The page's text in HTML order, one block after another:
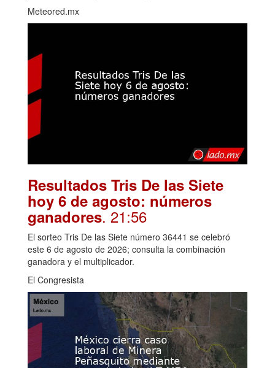
Meteored.mx
Resultados Tris De las Siete
hoy 6 de agosto: números
ganadores. 21:56
El sorteo Tris De las Siete número 36441 se celebró
este 6 de agosto de 2026; consulta la combinación
ganadora y el multiplicador.
El Congresista